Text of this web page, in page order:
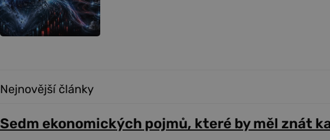
Nejnovější články
Sedm ekonomických pojmů, které by měl znát